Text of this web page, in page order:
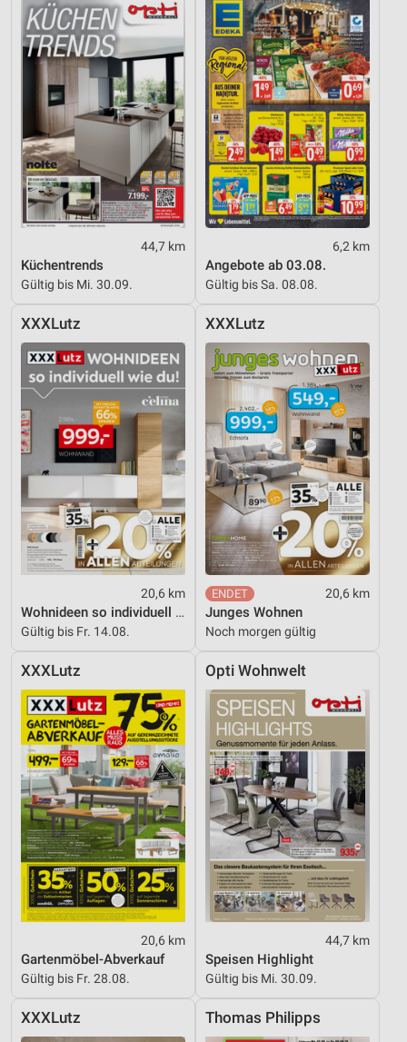
44,7 km
Küchentrends
Gültig bis Mi. 30.09.
6,2 km
Angebote ab 03.08.
Gültig bis Sa. 08.08.
XXXLutz
20,6 km
Wohnideen so individuell wie du!
Gültig bis Fr. 14.08.
XXXLutz
20,6 km
Junges Wohnen
Noch morgen gültig
XXXLutz
20,6 km
Gartenmöbel-Abverkauf
Gültig bis Fr. 28.08.
Opti Wohnwelt
44,7 km
Speisen Highlight
Gültig bis Mi. 30.09.
XXXLutz Thomas Philipps